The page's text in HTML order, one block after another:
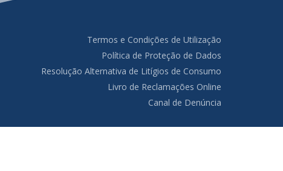
Termos e Condições de Utilização
Política de Proteção de Dados
Resolução Alternativa de Litígios de Consumo
Livro de Reclamações Online
Canal de Denúncia